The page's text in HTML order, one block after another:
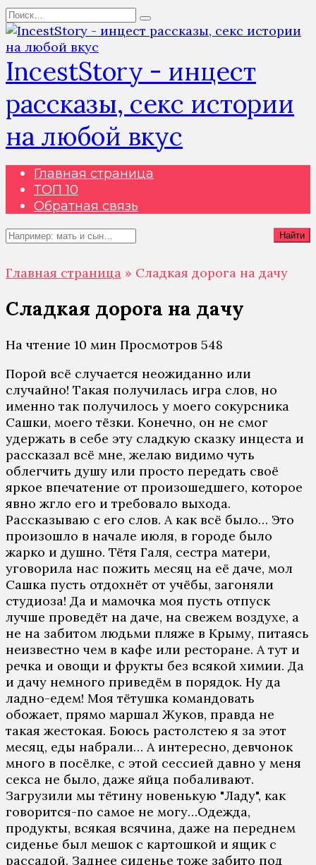
Перейти
к
содержанию
Search
for:
IncestStory - инцест
рассказы, секс истории
на любой вкус
Главная страница
ТОП 10
Обратная связь
Search
Найти
Главная страница » Сладкая дорога на дачу
Сладкая дорога на дачу
На чтение 10 мин Просмотров 548
Порой всё случается неожиданно или
случайно! Такая получилась игра слов, но
именно так получилось у моего сокурсника
Сашки, моего тёзки. Конечно, он не смог
удержать в себе эту сладкую сказку инцеста и
рассказал всё мне, желаю видимо чуть
облегчить душу или просто передать своё
яркое впечатение от произошедшего, которое
явно жгло его и требовало выхода.
Рассказываю с его слов. А как всё было… Это
произошло в начале июля, в городе было
жарко и душно. Тётя Галя, сестра матери,
уговорила нас пожить месяц на её даче, мол
Сашка пусть отдохнёт от учёбы, загоняли
студиоза! Да и мамочка моя пусть отпуск
лучше проведёт на даче, на свежем воздухе, а
не на забитом людьми пляже в Крыму, питаясь
неизвестно чем в кафе или ресторане. А тут и
речка и овощи и фрукты без всякой химии. Да
и дачу немного приведём в порядок. Ну да
ладно-едем! Моя тётушка командовать
обожает, прямо маршал Жуков, правда не
такая жестокая. Боюсь растолстею я за этот
месяц, еды набрали… А интересно, девчонок
много в посёлке, с этой сессией давно у меня
секса не было, даже яйца побаливают.
Загрузили мы тётину новенькую "Ладу", как
говорится-по самое не могу…Одежда,
продукты, всякая всячина, даже на переднем
сиденье был мешок с картошкой и ящик с
рассадой. Заднее сиденье тоже забито под